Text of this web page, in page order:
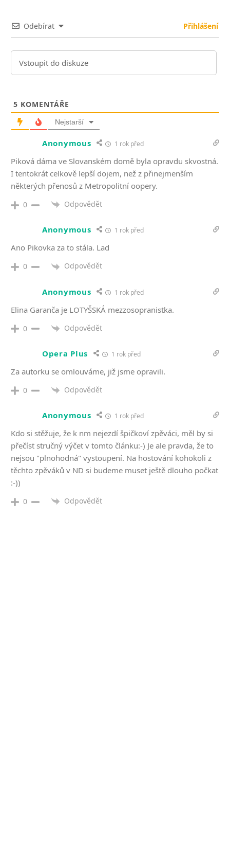
Odebírat Přihlášení
5 KOMENTÁŘE
Nejstarší
Anonymous 1 rok před
Piková dáma ve Slovanském domě byla opravdu skvostná.
I tentokrát celkově lepší dojem, než z přinejmenším
některých přenosů z Metropolitní oopery.
0 Odpovědět
Anonymous 1 rok před
Ano Pikovka za to stála. Lad
0 Odpovědět
Anonymous 1 rok před
Elina Garanča je LOTYŠSKÁ mezzosopranistka.
0 Odpovědět
Opera Plus 1 rok před
Za autorku se omlouváme, již jsme opravili.
0 Odpovědět
Anonymous 1 rok před
Kdo si stěžuje, že k nm nejezdí špičkoví zpěváci, měl by si
přečíst stručný výčet v tomto článku:-) Je ale pravda, že to
nejsou "plnohodná" vystoupení. Na hostování kohokoli z
těchto zpěváků v ND si budeme muset ještě dlouho počkat
:-))
0 Odpovědět